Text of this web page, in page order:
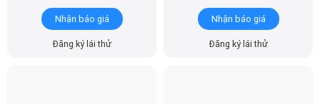
Nhận báo giá
Đăng ký lái thử
Nhận báo giá
Đăng ký lái thử